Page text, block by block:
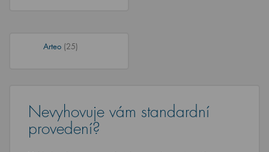
Arteo (25)
Nevyhovuje vám standardní
provedení?